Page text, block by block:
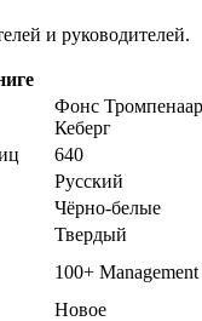
и руководителей.
Фонс
Кеберг
640
Русский
Чёрно-белые
Твердый
100+
Новое